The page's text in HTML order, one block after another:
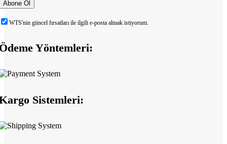
WTS'nin güncel fırsatları ile ilgili e-posta almak istiyorum.
Yöntemleri:
Sistemleri: